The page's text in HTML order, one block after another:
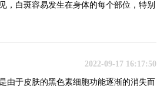
，白斑容易发生在身体的每个部位，特别
2022-09-17 16:17:50
由于皮肤的黑色素细胞功能逐渐的消失而